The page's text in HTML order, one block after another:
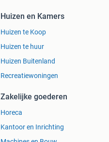
Huizen en Kamers
Huizen te Koop
Huizen te huur
Huizen Buitenland
Recreatiewoningen
Zakelijke goederen
Horeca
Kantoor en Inrichting